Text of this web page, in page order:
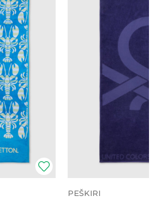
PEŠKIRI